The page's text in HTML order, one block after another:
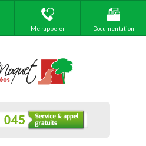
Me rappeler Documentation